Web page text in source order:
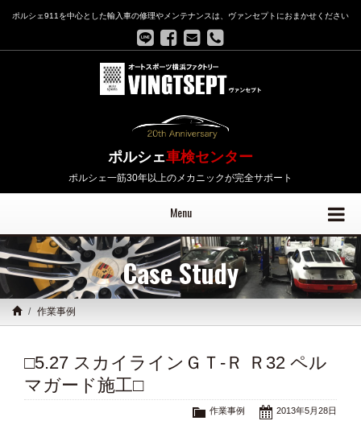
ポルシェ911を中心とした輸入車の修理やメンテナンスは、ヴァンセプトにおまかせください
ポルシェ車検センター
ポルシェ一筋30年以上のメカニックが完全サポート
Menu
Case Study
作業事例
□5.27 スカイラインＧＴ-Ｒ Ｒ32 ペル
マガード施工□
2013年5月28日
作業事例